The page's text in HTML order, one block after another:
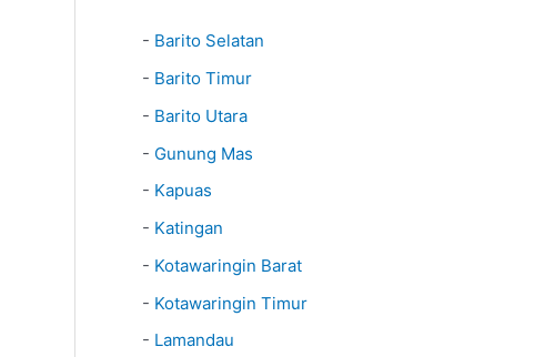
- Barito Selatan
- Barito Timur
- Barito Utara
- Gunung Mas
- Kapuas
- Katingan
- Kotawaringin Barat
- Kotawaringin Timur
- Lamandau